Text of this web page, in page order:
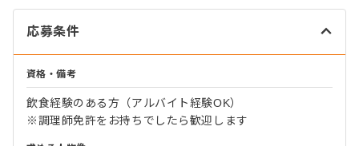
応募条件
資格・備考
飲食経験のある方（アルバイト経験OK）
※調理師免許をお持ちでしたら歓迎します